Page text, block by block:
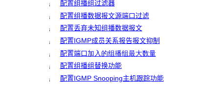
¡ 配置组播组过滤器
¡ 配置组播数据报文源端口过滤
¡ 配置丢弃未知组播数据报文
¡ 配置IGMP成员关系报告报文抑制
¡ 配置端口加入 的组播组最大数量
¡ 配置组播组替换功能
¡
配置IGMP Snooping主机跟踪功能